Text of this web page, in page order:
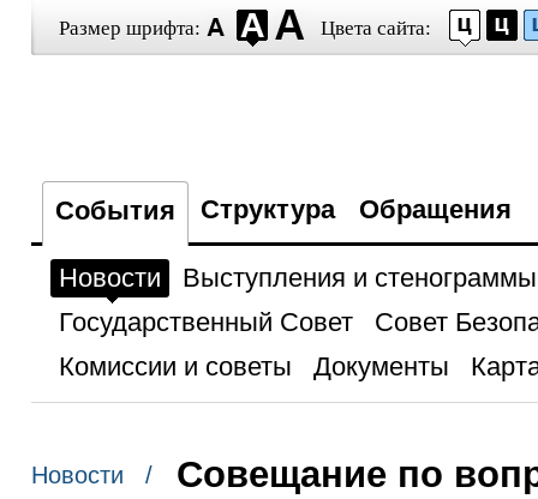
Размер шрифта: Цвета сайта:
События Структура Обращения
Новости
Выступления и стенограммы
Государственный Совет
Совет
Комиссии и советы
Документы
Новости /
Совещание по